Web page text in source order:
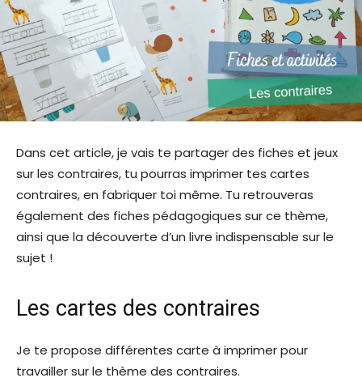
Dans cet article, je vais te partager des fiches et jeux
sur les contraires, tu pourras imprimer tes cartes
contraires, en fabriquer toi même. Tu retrouveras
également des fiches pédagogiques sur ce thème,
ainsi que la découverte d’un livre indispensable sur le
sujet !
Les cartes des contraires
Je te propose différentes carte à imprimer pour
travailler sur le thème des contraires.